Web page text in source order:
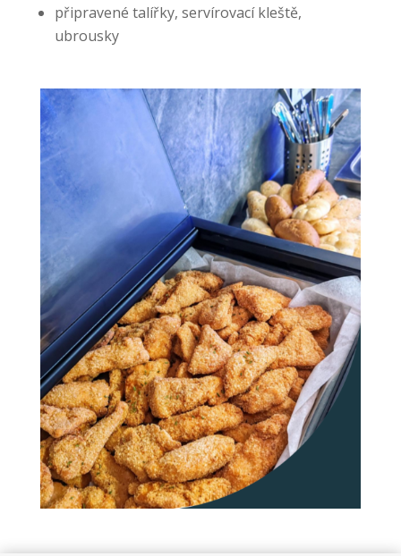
připravené talířky, servírovací kleště,
ubrousky